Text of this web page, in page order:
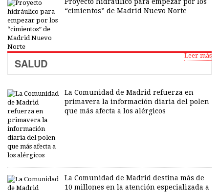
“cimientos” de Madrid Nuevo Norte
Leer más
SALUD
La Comunidad de Madrid refuerza en
primavera la información diaria del polen
que más afecta a los alérgicos
La Comunidad de Madrid destina más de
10 millones en la atención especializada a